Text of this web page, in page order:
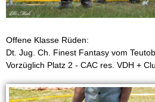
t
1
9
9
Offene Klasse Rüden:
Dt. Jug. Ch. Finest Fantasy vom
Vorzüglich Platz 2 - CAC res. VDH +